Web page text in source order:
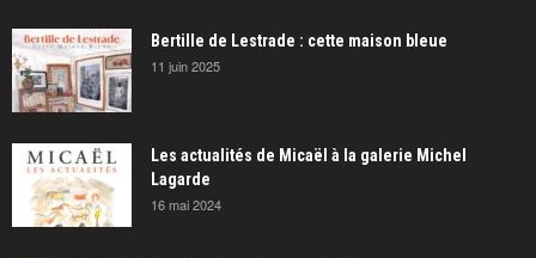
Bertille de Lestrade : cette maison bleue
11 juin 2025
Les actualités de Micaël à la galerie Michel
Lagarde
16 mai 2024